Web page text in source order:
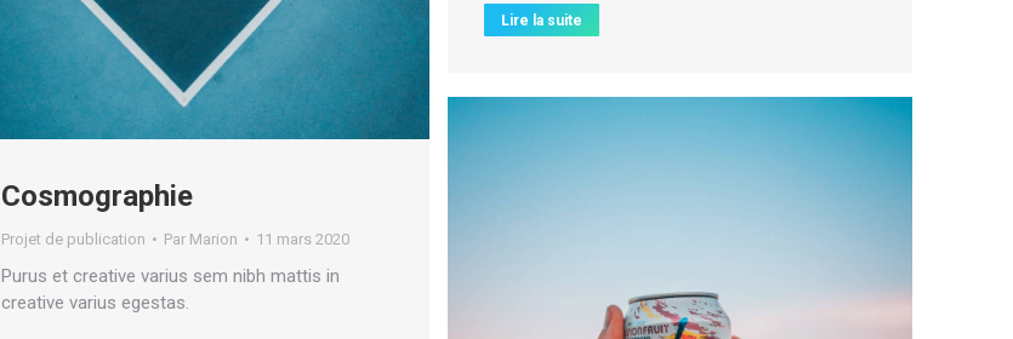
Cosmographie
Projet de publication Par Marion 11 mars 2020
Purus et creative varius sem nibh mattis in
creative varius egestas.
Lire la suite